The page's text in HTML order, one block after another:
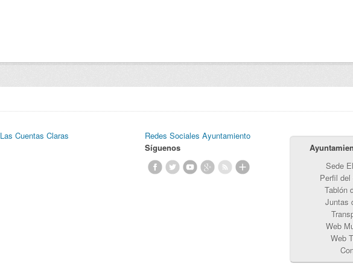
Las Cuentas Claras
Redes Sociales Ayuntamiento
Síguenos
Sede
Perfil
Tablón
Juntas
Web
Web